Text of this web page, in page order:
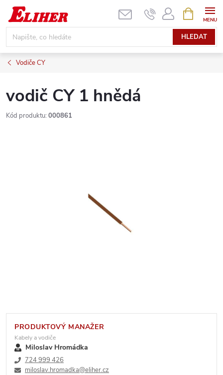
Přejít
obsah
HLEDAT
NÁKUPNÍ
KOŠÍK
Vodiče CY
vodič CY 1 hnědá
Kód produktu: 000861
PRODUKTOVÝ MANAŽER
Kabely a vodiče
Miloslav Hromádka
724 999 426
miloslav.hromadka@eliher.cz